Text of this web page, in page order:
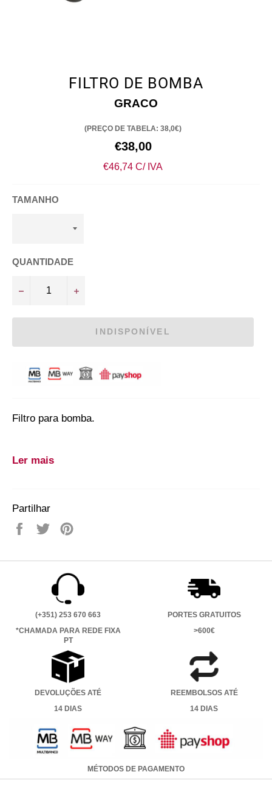
FILTRO DE BOMBA
GRACO
(PREÇO DE TABELA: 38,0€)
Preço
normal
€38,00
€46,74 C/ IVA
TAMANHO
QUANTIDADE
− +
INDISPONÍVEL
Filtro para bomba.
GRA244...
Ler mais
Partilhar
PartilheTwittar
(+351) 253 670 663
*CHAMADA PARA REDE FIXA
PT
PORTES GRATUITOS
>600€
DEVOLUÇÕES ATÉ
14 DIAS
REEMBOLSOS ATÉ
14 DIAS
MÉTODOS DE PAGAMENTO